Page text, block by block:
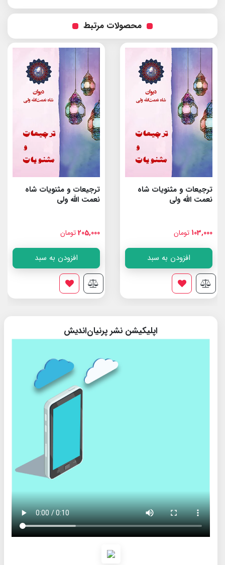
محصولات مرتبط
ترجیعات و مثنویات شاه
نعمت الله ولى
103,000 تومان
افزودن به سبد
ترجیعات و مثنویات شاه
نعمت الله ولى
205,000تومان
افزودن به سبد
اپلیکیشن نشر پرنیان‌اندیش